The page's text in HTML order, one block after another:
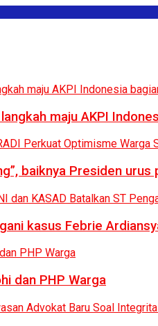
maju AKPI
baiknya Presiden
kasus Febrie
dan PHP Warga